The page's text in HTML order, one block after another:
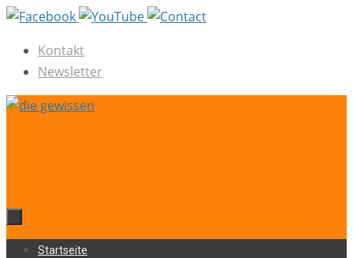
Zum
springenKontakt
Newsletter
Zum
Startseite